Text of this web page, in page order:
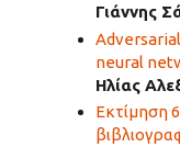
Γιάννης
neural
Ηλίας
Εκτίμηση